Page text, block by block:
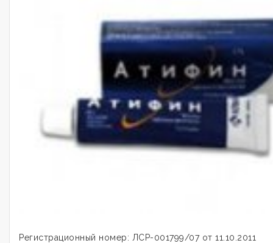
Регистрационный номер: ЛСР-001799/07 от 11.10.2011